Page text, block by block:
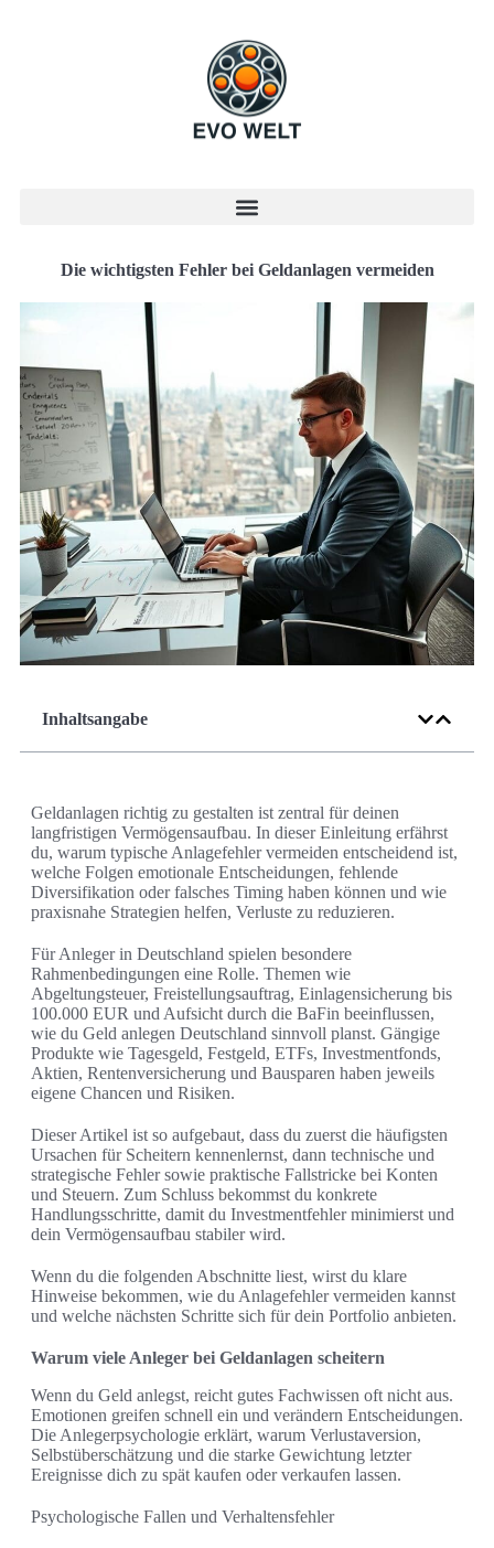
Die wichtigsten Fehler bei Geldanlagen vermeiden
Inhaltsangabe
Geldanlagen richtig zu gestalten ist zentral für deinen
langfristigen Vermögensaufbau. In dieser Einleitung erfährst
du, warum typische Anlagefehler vermeiden entscheidend ist,
welche Folgen emotionale Entscheidungen, fehlende
Diversifikation oder falsches Timing haben können und wie
praxisnahe Strategien helfen, Verluste zu reduzieren.
Für Anleger in Deutschland spielen besondere
Rahmenbedingungen eine Rolle. Themen wie
Abgeltungsteuer, Freistellungsauftrag, Einlagensicherung bis
100.000 EUR und Aufsicht durch die BaFin beeinflussen,
wie du Geld anlegen Deutschland sinnvoll planst. Gängige
Produkte wie Tagesgeld, Festgeld, ETFs, Investmentfonds,
Aktien, Rentenversicherung und Bausparen haben jeweils
eigene Chancen und Risiken.
Dieser Artikel ist so aufgebaut, dass du zuerst die häufigsten
Ursachen für Scheitern kennenlernst, dann technische und
strategische Fehler sowie praktische Fallstricke bei Konten
und Steuern. Zum Schluss bekommst du konkrete
Handlungsschritte, damit du Investmentfehler minimierst und
dein Vermögensaufbau stabiler wird.
Wenn du die folgenden Abschnitte liest, wirst du klare
Hinweise bekommen, wie du Anlagefehler vermeiden kannst
und welche nächsten Schritte sich für dein Portfolio anbieten.
Warum viele Anleger bei Geldanlagen scheitern
Wenn du Geld anlegst, reicht gutes Fachwissen oft nicht aus.
Emotionen greifen schnell ein und verändern Entscheidungen.
Die Anlegerpsychologie erklärt, warum Verlustaversion,
Selbstüberschätzung und die starke Gewichtung letzter
Ereignisse dich zu spät kaufen oder verkaufen lassen.
Psychologische Fallen und Verhaltensfehler